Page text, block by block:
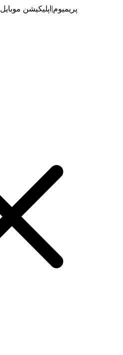
پریمیوم| اپلیکیشن موبایل